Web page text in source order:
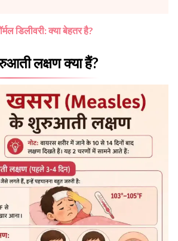
डिलीवरी: क्या बेहतर है?
लक्षण क्या हैं?